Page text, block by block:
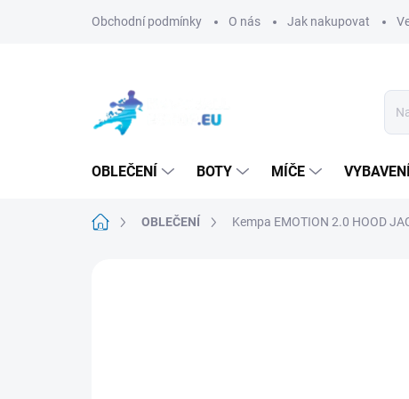
Obchodní podmínky O nás Jak nakupovat
OBLEČENÍ BOTY MÍČE VYBAVENÍ
Domů OBLEČENÍ Kempa EMOTION 2.0 HOOD